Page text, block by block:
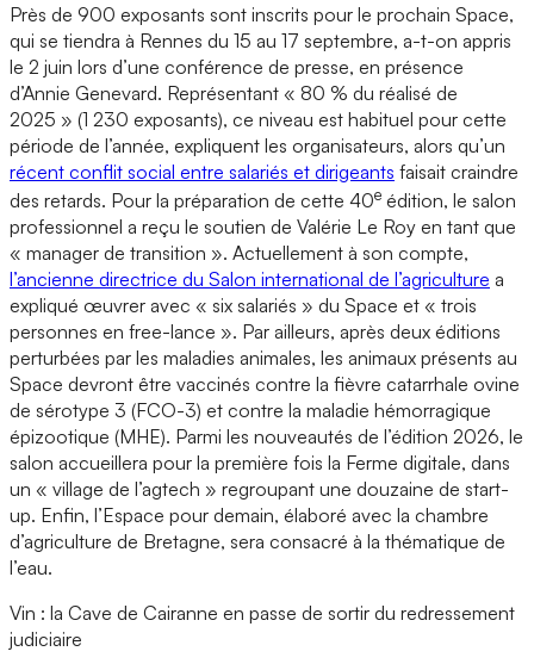
Près de 900 exposants sont inscrits pour le prochain Space,
qui se tiendra à Rennes du 15 au 17 septembre, a-t-on appris
le 2 juin lors d’une conférence de presse, en présence
d’Annie Genevard. Représentant « 80 % du réalisé de
2025 » (1 230 exposants), ce niveau est habituel pour cette
période de l’année, expliquent les organisateurs, alors qu’un
récent conflit social entre salariés et dirigeants faisait craindre
des retards. Pour la préparation de cette 40e édition, le salon
professionnel a reçu le soutien de Valérie Le Roy en tant que
« manager de transition ». Actuellement à son compte,
l’ancienne directrice du Salon international de l’agriculture a
expliqué œuvrer avec « six salariés » du Space et « trois
personnes en free-lance ». Par ailleurs, après deux éditions
perturbées par les maladies animales, les animaux présents au
Space devront être vaccinés contre la fièvre catarrhale ovine
de sérotype 3 (FCO-3) et contre la maladie hémorragique
épizootique (MHE). Parmi les nouveautés de l’édition 2026, le
salon accueillera pour la première fois la Ferme digitale, dans
un « village de l’agtech » regroupant une douzaine de start-
up. Enfin, l’Espace pour demain, élaboré avec la chambre
d’agriculture de Bretagne, sera consacré à la thématique de
l’eau.
Vin : la Cave de Cairanne en passe de sortir du redressement
judiciaire